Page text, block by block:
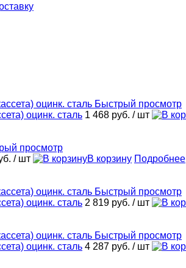
Быстрый просмотр
оцинк. сталь 1 468 руб. / шт
просмотр
/ шт В корзину Подробнее
Быстрый просмотр
оцинк. сталь 2 819 руб. / шт
Быстрый просмотр
оцинк. сталь 4 287 руб. / шт